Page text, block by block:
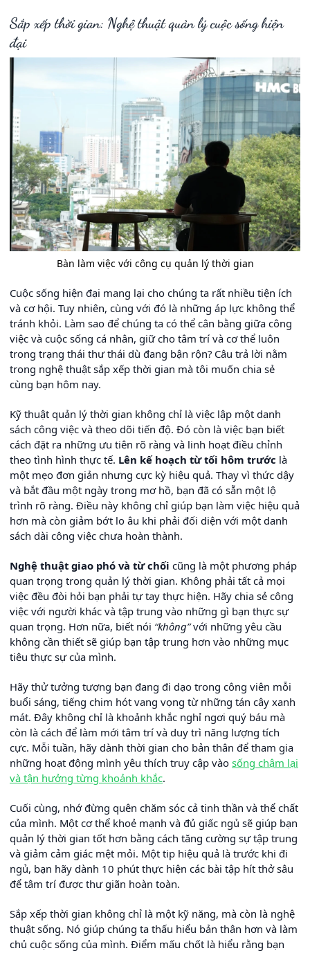
Sắp xếp thời gian: Nghệ thuật quản lý cuộc sống hiện
đại
Bàn làm việc với công cụ quản lý thời gian
Cuộc sống hiện đại mang lại cho chúng ta rất nhiều tiện ích
và cơ hội. Tuy nhiên, cùng với đó là những áp lực không thể
tránh khỏi. Làm sao để chúng ta có thể cân bằng giữa công
việc và cuộc sống cá nhân, giữ cho tâm trí và cơ thể luôn
trong trạng thái thư thái dù đang bận rộn? Câu trả lời nằm
trong nghệ thuật sắp xếp thời gian mà tôi muốn chia sẻ
cùng bạn hôm nay.
Kỹ thuật quản lý thời gian không chỉ là việc lập một danh
sách công việc và theo dõi tiến độ. Đó còn là việc bạn biết
cách đặt ra những ưu tiên rõ ràng và linh hoạt điều chỉnh
theo tình hình thực tế. Lên kế hoạch từ tối hôm trước là
một mẹo đơn giản nhưng cực kỳ hiệu quả. Thay vì thức dậy
và bắt đầu một ngày trong mơ hồ, bạn đã có sẵn một lộ
trình rõ ràng. Điều này không chỉ giúp bạn làm việc hiệu quả
hơn mà còn giảm bớt lo âu khi phải đối diện với một danh
sách dài công việc chưa hoàn thành.
Nghệ thuật giao phó và từ chối cũng là một phương pháp
quan trọng trong quản lý thời gian. Không phải tất cả mọi
việc đều đòi hỏi bạn phải tự tay thực hiện. Hãy chia sẻ công
việc với người khác và tập trung vào những gì bạn thực sự
quan trọng. Hơn nữa, biết nói “không”với những yêu cầu
không cần thiết sẽ giúp bạn tập trung hơn vào những mục
tiêu thực sự của mình.
Hãy thử tưởng tượng bạn đang đi dạo trong công viên mỗi
buổi sáng, tiếng chim hót vang vọng từ những tán cây xanh
mát. Đây không chỉ là khoảnh khắc nghỉ ngơi quý báu mà
còn là cách để làm mới tâm trí và duy trì năng lượng tích
cực. Mỗi tuần, hãy dành thời gian cho bản thân để tham gia
những hoạt động mình yêu thích truy cập vào sống chậm lại
và tận hưởng từng khoảnh khắc.
Cuối cùng, nhớ đừng quên chăm sóc cả tinh thần và thể chất
của mình. Một cơ thể khoẻ mạnh và đủ giấc ngủ sẽ giúp bạn
quản lý thời gian tốt hơn bằng cách tăng cường sự tập trung
và giảm cảm giác mệt mỏi. Một tip hiệu quả là trước khi đi
ngủ, bạn hãy dành 10 phút thực hiện các bài tập hít thở sâu
để tâm trí được thư giãn hoàn toàn.
Sắp xếp thời gian không chỉ là một kỹ năng, mà còn là nghệ
thuật sống. Nó giúp chúng ta thấu hiểu bản thân hơn và làm
chủ cuộc sống của mình. Điểm mấu chốt là hiểu rằng bạn